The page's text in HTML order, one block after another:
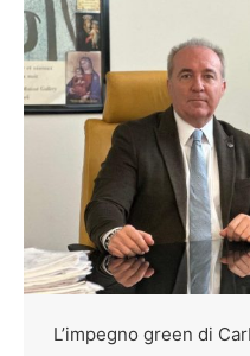
L’impegno green di